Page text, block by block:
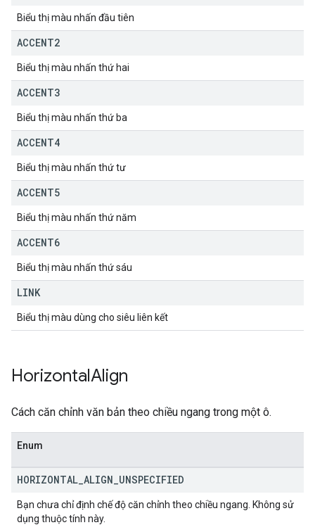
Biểu thị màu nhấn đầu tiên
ACCENT2
Biểu thị màu nhấn thứ hai
ACCENT3
Biểu thị màu nhấn thứ ba
ACCENT4
Biểu thị màu nhấn thứ tư
ACCENT5
Biểu thị màu nhấn thứ năm
ACCENT6
Biểu thị màu nhấn thứ sáu
LINK
Biểu thị màu dùng cho siêu liên kết
HorizontalAlign
Cách căn chỉnh văn bản theo chiều ngang trong một ô.
Enum
HORIZONTAL ALIGN UNSPECIFIED
Bạn chưa chỉ định chế độ căn chỉnh theo chiều ngang. Không sử
dụng thuộc tính này.